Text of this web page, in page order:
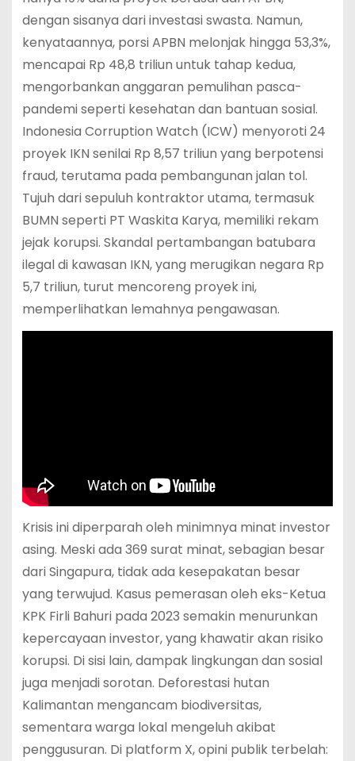
dengan sisanya dari investasi swasta. Namun,
kenyataannya, porsi APBN melonjak hingga 53,3%,
mencapai Rp 48,8 triliun untuk tahap kedua,
mengorbankan anggaran pemulihan pasca-
pandemi seperti kesehatan dan bantuan sosial.
Indonesia Corruption Watch (ICW) menyoroti 24
proyek IKN senilai Rp 8,57 triliun yang berpotensi
fraud, terutama pada pembangunan jalan tol.
Tujuh dari sepuluh kontraktor utama, termasuk
BUMN seperti PT Waskita Karya, memiliki rekam
jejak korupsi. Skandal pertambangan batubara
ilegal di kawasan IKN, yang merugikan negara Rp
5,7 triliun, turut mencoreng proyek ini,
memperlihatkan lemahnya pengawasan.
Krisis ini diperparah oleh minimnya minat investor
asing. Meski ada 369 surat minat, sebagian besar
dari Singapura, tidak ada kesepakatan besar
yang terwujud. Kasus pemerasan oleh eks-Ketua
KPK Firli Bahuri pada 2023 semakin menurunkan
kepercayaan investor, yang khawatir akan risiko
korupsi. Di sisi lain, dampak lingkungan dan sosial
juga menjadi sorotan. Deforestasi hutan
Kalimantan mengancam biodiversitas,
sementara warga lokal mengeluh akibat
penggusuran. Di platform X, opini publik terbelah: